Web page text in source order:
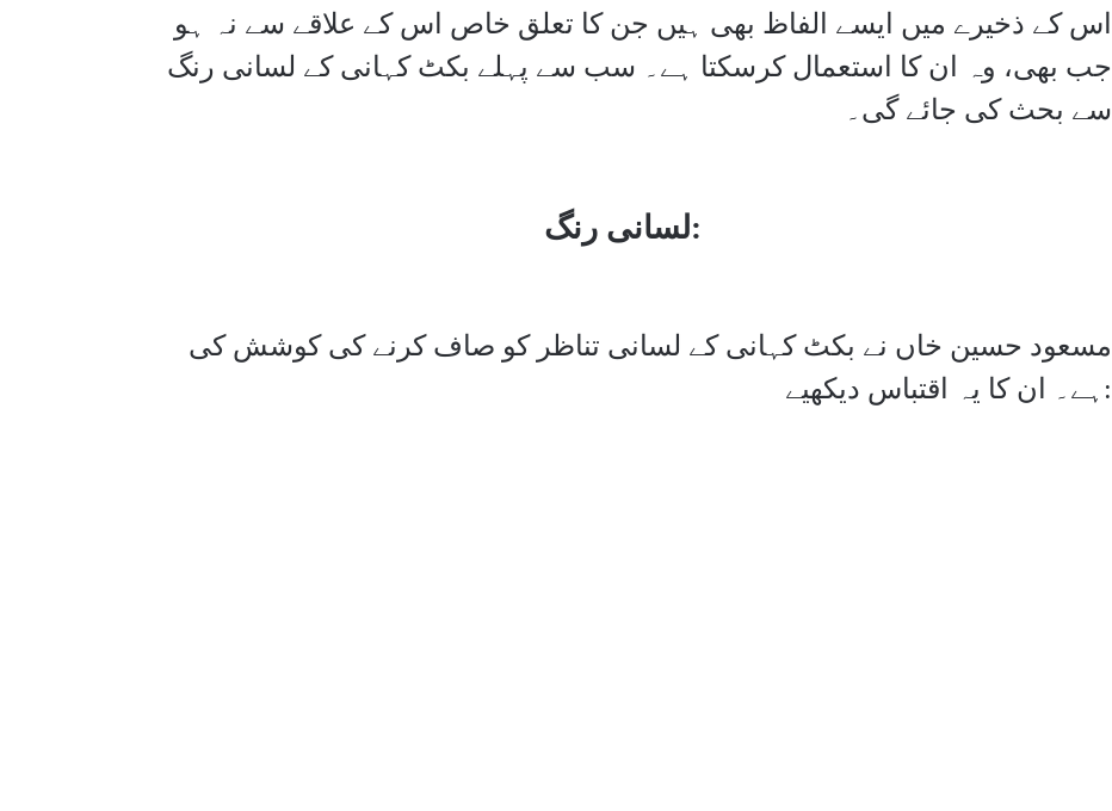
اس کے ذخیرے میں ایسے الفاظ بھی ہیں جن کا تعلق خاص اس کے علاقے سے نہ ہو
جب بھی، وہ ان کا استعمال کرسکتا ہے۔ سب سے پہلے بکٹ کہانی کے لسانی رنگ
سے بحث کی جائے گی۔
لسانی رنگ:
مسعود حسین خاں نے بکٹ کہانی کے لسانی تناظر کو صاف کرنے کی کوشش کی
ہے۔ ان کا یہ اقتباس دیکھیے: